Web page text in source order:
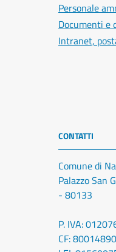
Personale
Documenti e
Intranet,
CONTATTI
Comune di
Palazzo San
- 80133
P. IVA:
CF: